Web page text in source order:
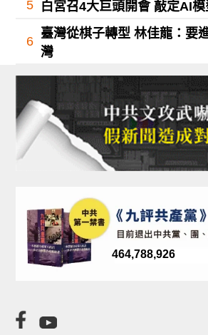
5
白宮召4大巨頭開會 敲定AI
6
臺灣從棋子轉型 林佳龍：要
灣
464,788,926